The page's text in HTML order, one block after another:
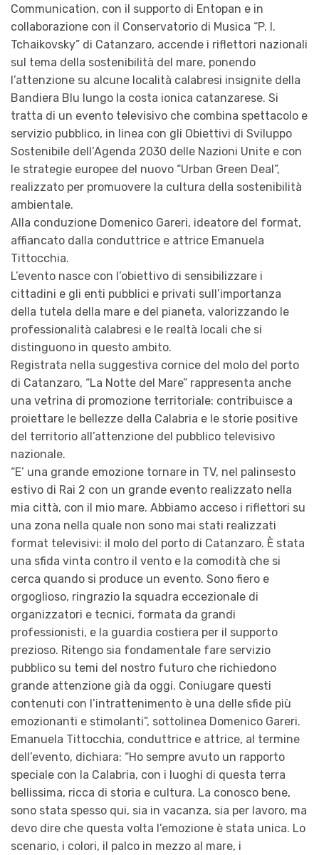
Communication, con il supporto di Entopan e in
collaborazione con il Conservatorio di Musica “P. I.
Tchaikovsky” di Catanzaro, accende i riflettori nazionali
sul tema della sostenibilità del mare, ponendo
l’attenzione su alcune località calabresi insignite della
Bandiera Blu lungo la costa ionica catanzarese. Si
tratta di un evento televisivo che combina spettacolo e
servizio pubblico, in linea con gli Obiettivi di Sviluppo
Sostenibile dell’Agenda 2030 delle Nazioni Unite e con
le strategie europee del nuovo “Urban Green Deal”,
realizzato per promuovere la cultura della sostenibilità
ambientale.
Alla conduzione Domenico Gareri, ideatore del format,
affiancato dalla conduttrice e attrice Emanuela
Tittocchia.
L’evento nasce con l’obiettivo di sensibilizzare i
cittadini e gli enti pubblici e privati sull’importanza
della tutela della mare e del pianeta, valorizzando le
professionalità calabresi e le realtà locali che si
distinguono in questo ambito.
Registrata nella suggestiva cornice del molo del porto
di Catanzaro, “La Notte del Mare” rappresenta anche
una vetrina di promozione territoriale: contribuisce a
proiettare le bellezze della Calabria e le storie positive
del territorio all’attenzione del pubblico televisivo
nazionale.
“E’ una grande emozione tornare in TV, nel palinsesto
estivo di Rai 2 con un grande evento realizzato nella
mia città, con il mio mare. Abbiamo acceso i riflettori su
una zona nella quale non sono mai stati realizzati
format televisivi: il molo del porto di Catanzaro. È stata
una sfida vinta contro il vento e la comodità che si
cerca quando si produce un evento. Sono fiero e
orgoglioso, ringrazio la squadra eccezionale di
organizzatori e tecnici, formata da grandi
professionisti, e la guardia costiera per il supporto
prezioso. Ritengo sia fondamentale fare servizio
pubblico su temi del nostro futuro che richiedono
grande attenzione già da oggi. Coniugare questi
contenuti con l’intrattenimento è una delle sfide più
emozionanti e stimolanti”, sottolinea Domenico Gareri.
Emanuela Tittocchia, conduttrice e attrice, al termine
dell’evento, dichiara: “Ho sempre avuto un rapporto
speciale con la Calabria, con i luoghi di questa terra
bellissima, ricca di storia e cultura. La conosco bene,
sono stata spesso qui, sia in vacanza, sia per lavoro, ma
devo dire che questa volta l’emozione è stata unica. Lo
scenario, i colori, il palco in mezzo al mare, i